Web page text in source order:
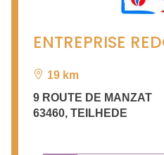
ENTREPRISE
19 km
9 ROUTE DE MANZAT
63460, TEILHEDE